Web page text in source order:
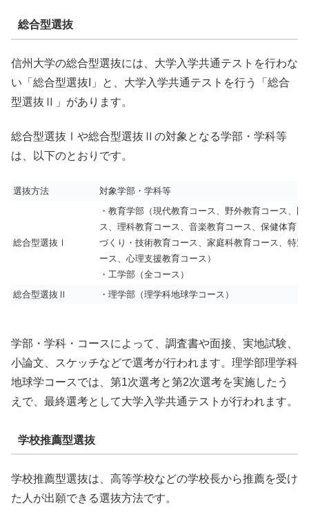
総合型選抜
信州大学の総合型選抜には、大学入学共通テストを行わな
い「総合型選抜I」と、大学入学共通テストを行う「総合
型選抜Ⅱ」があります。
総合型選抜Ⅰや総合型選抜Ⅱの対象となる学部・学科等
は、以下のとおりです。
選抜方法 対象学部・学科等
総合型選抜Ⅰ
・教育学部（現代教育コース、野外教育コース、国
ス、理科教育コース、音楽教育コース、保健体育コ
づくり・技術教育コース、家庭科教育コース、特別
ース、心理支援教育コース）
・ 工学部 （全コース）
総合型選抜Ⅱ
・ 理学部（理学科地球学コース）
学部・学科・コースによって、調査書や面接、実地試験、
小論文、スケッチなどで選考が行われます。理学部理学科
地球学コースでは、第1次選考と第2次選考を実施したう
えで、最終選考として大学入学共通テストが行われます。
学校推薦型選抜
学校推薦型選抜は、高等学校などの学校長から推薦を受け
た人が出願できる選抜方法です。